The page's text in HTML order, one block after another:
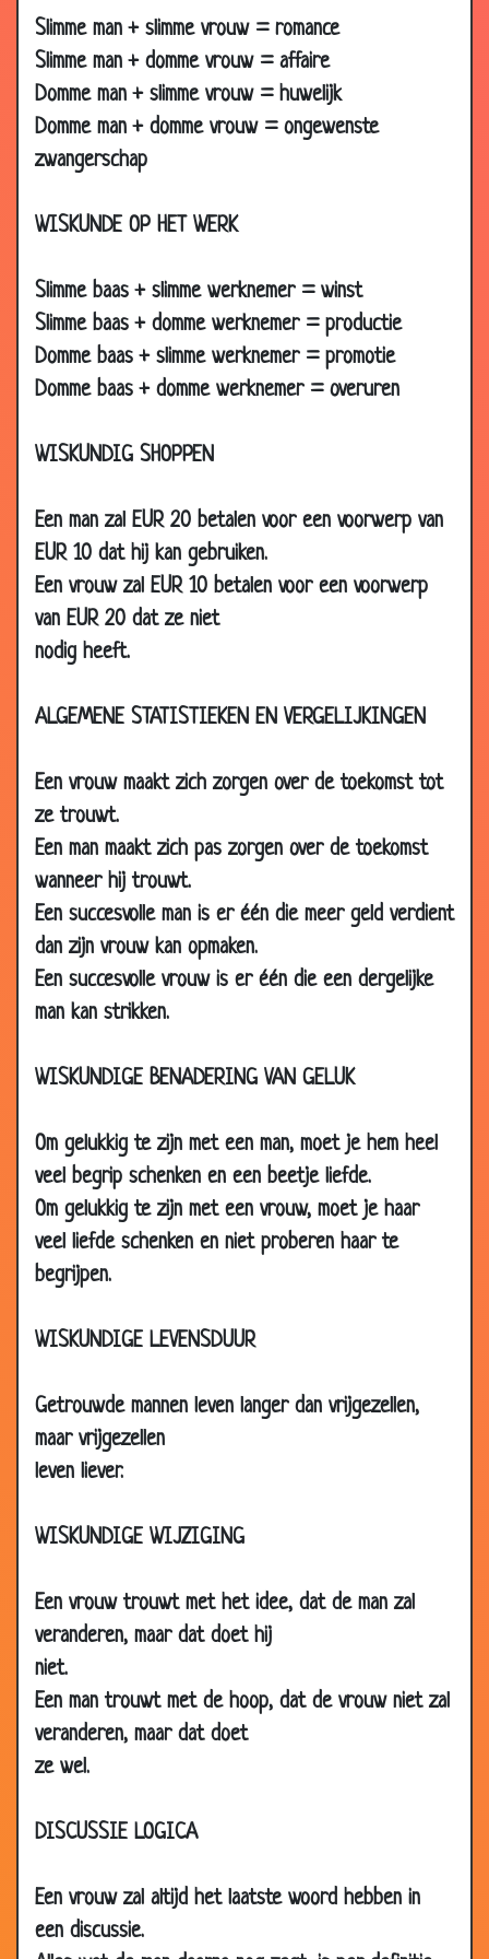
Slimme man + slimme vrouw = romance
Slimme man + domme vrouw = affaire
Domme man + slimme vrouw = huwelijk
Domme man + domme vrouw = ongewenste
zwangerschap
WISKUNDE OP HET WERK
Slimme baas + slimme werknemer = winst
Slimme baas + domme werknemer = productie
Domme baas + slimme werknemer = promotie
Domme baas + domme werknemer = overuren
WISKUNDIG SHOPPEN
Een man zal EUR 20 betalen voor een voorwerp van
EUR 10 dat hij kan gebruiken.
Een vrouw zal EUR 10 betalen voor een voorwerp
van EUR 20 dat ze niet
nodig heeft.
ALGEMENE STATISTIEKEN EN VERGELIJKINGEN
Een vrouw maakt zich zorgen over de toekomst tot
ze trouwt.
Een man maakt zich pas zorgen over de toekomst
wanneer hij trouwt.
Een succesvolle man is er één die meer geld verdient
dan zijn vrouw kan opmaken.
Een succesvolle vrouw is er één die een dergelijke
man kan strikken.
WISKUNDIGE BENADERING VAN GELUK
Om gelukkig te zijn met een man, moet je hem heel
veel begrip schenken en een beetje liefde.
Om gelukkig te zijn met een vrouw, moet je haar
veel liefde schenken en niet proberen haar te
begrijpen.
WISKUNDIGE LEVENSDUUR
Getrouwde mannen leven langer dan vrijgezellen,
maar vrijgezellen
leven liever.
WISKUNDIGE WIJZIGING
Een vrouw trouwt met het idee, dat de man zal
veranderen, maar dat doet hij
niet.
Een man trouwt met de hoop, dat de vrouw niet zal
veranderen, maar dat doet
ze wel.
DISCUSSIE LOGICA
Een vrouw zal altijd het laatste woord hebben in
een discussie.
31 Dec
2007
Onbeschofte chauffeur
27 Dec
2007
Opscheppen
27 Dec
Op berenjacht
24 Dec
Buren overlast
24 Dec
2007
Net vissen
24 Dec
2007
Misleidende reclame
13 Dec
2007
Mooie bloembakken
2007
3.04
10 Dec
06
2007
Vrije dag vragen 3.62
03 Dec
2007
Die hete lippen
02 Dec
2007
Hitler kaput
29 Nov
2007
Reizende verkopers
26 Nov
Levensverzekering
26 Nov
Vertraging
22 Nov
2007
Dakdekkers 2.63
22 Nov
2007
De begrafenis 3.47
22 Nov
2007
19 Nov
2007
Feiten die je opvrolijken
2007
2007
Gevaar op de weg
2007
2007
12 Nov
2007
De rondleiding
12 Nov
2007
Thuis komen 3.13
08
2007
Nov
08
Winkelen 2.79